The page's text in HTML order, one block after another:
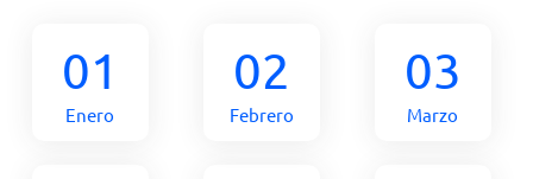
01
Enero
02
Febrero
03
Marzo